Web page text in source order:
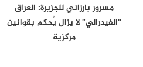
مسرور بارزاني للجزيرة: العراق
“الفيدرالي” لا يزال يُحكم بقوانين
مركزية